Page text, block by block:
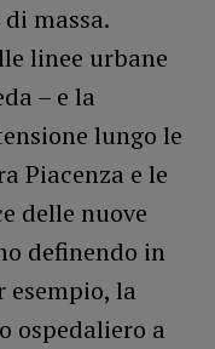
massa.
linee urbane
– e la
lungo le
Piacenza e le
delle nuove
definendo in
esempio, la
ospedaliero a